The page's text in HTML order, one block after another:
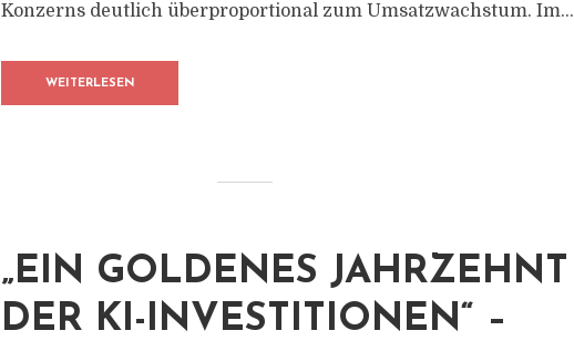
Konzerns deutlich überproportional zum Umsatzwachstum. Im...
WEITERLESEN
„EIN GOLDENES JAHRZEHNT
DER KI-INVESTITIONEN“ –